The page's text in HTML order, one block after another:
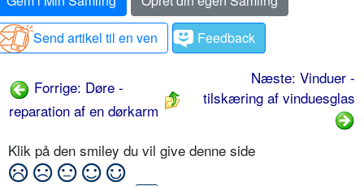
Send artikel til en ven
Feedback
Forrige: Døre -
reparation af en dørkarm
Næste: Vinduer -
tilskæring af vinduesglas
Klik på den smiley du vil give denne side